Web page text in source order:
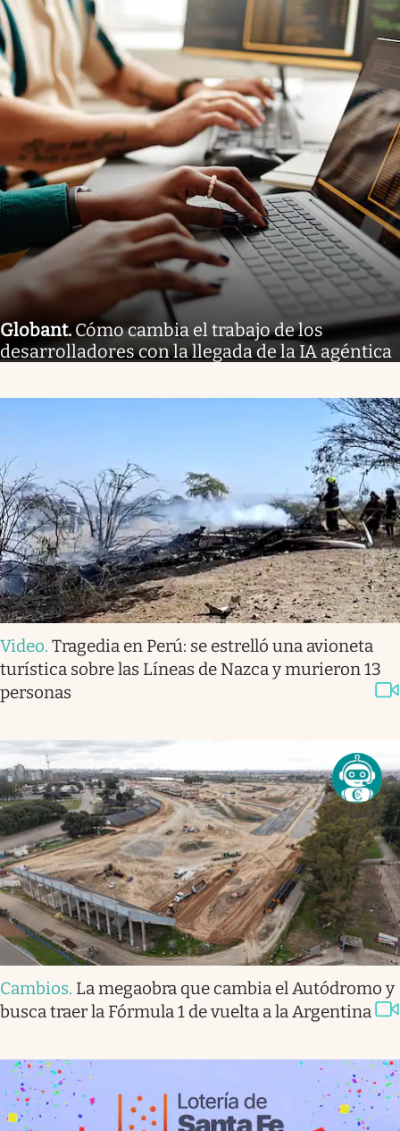
Globant. Cómo cambia el trabajo de los
desarrolladores con la llegada de la IA agéntica
Video. Tragedia en Perú: se estrelló una avioneta
turística sobre las Líneas de Nazca y murieron 13
personas
Cambios. La megaobra que cambia el Autódromo y
busca traer la Fórmula 1 de vuelta a la Argentina